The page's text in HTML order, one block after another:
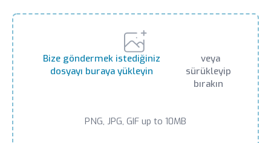
Bize göndermek istediğiniz
dosyayı buraya yükleyin
veya
sürükleyip
bırakın
PNG, JPG, GIF up to 10MB